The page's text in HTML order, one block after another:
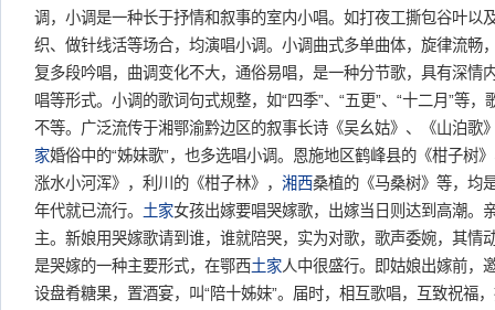
调，小调是一种长于抒情和叙事的室内小唱。如打夜工撕包谷叶以
织、做针线活等场合，均演唱小调。小调曲式多单曲体，旋律流畅
复多段吟唱，曲调变化不大，通俗易唱，是一种分节歌，具有深情
唱等形式。小调的歌词句式规整，如“四季”、“五更”、“十二月”等
不等。广泛流传于湘鄂渝黔边区的叙事长诗《吴幺姑》、《山泊歌
家婚俗中的“姊妹歌”，也多选唱小调。恩施地区鹤峰县的《柑子树
涨水小河浑》，利川的《柑子林》， 湘西桑植的《马桑树》等，均
年代就已流行。 土家女孩出嫁要唱哭嫁歌，出嫁当日则达到高潮。
主。新娘用哭嫁歌请到谁，谁就陪哭，实为对歌，歌声委婉，其情
是哭嫁的一种主要形式，在鄂西土家人中很盛行。即姑娘出嫁前，
设盘肴糖果，置酒宴，叫“陪十姊妹”。届时，相互歌唱，互致祝福